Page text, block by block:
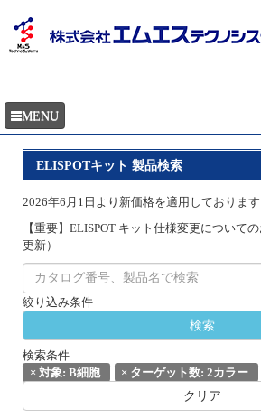
ELISPOTキット 製品検索
2026年6月1日より新価格を適用しております
【重要】ELISPOT キット仕様変更について
更新）
絞り込み条件
検索条件
× 対象: B細胞 × ターゲット数: 2カラー
クリア